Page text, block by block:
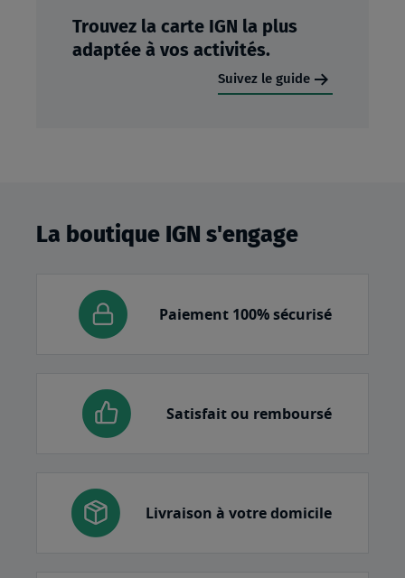
Trouvez la carte IGN la plus
adaptée à vos activités.
Suivez le guide
La boutique IGN s'engage
Paiement 100% sécurisé
Satisfait ou remboursé
Livraison à votre domicile